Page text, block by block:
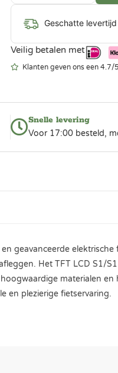
Geschatte
Veilig betalen met
Klanten geven ons een 4.7/
Snelle levering
Voor 17:00 besteld,
geavanceerde
Het TFT LCD S1/
materialen
en plezierige fietservaring.